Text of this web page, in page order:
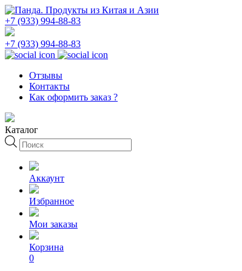
+7 (933) 994-88-83
+7 (933) 994-88-83
Отзывы
Контакты
Как оформить заказ ?
Каталог
Поиск
товаров
Аккаунт
Избранное
Мои заказы
Корзина
0